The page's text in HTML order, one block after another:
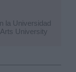
la Universidad
University